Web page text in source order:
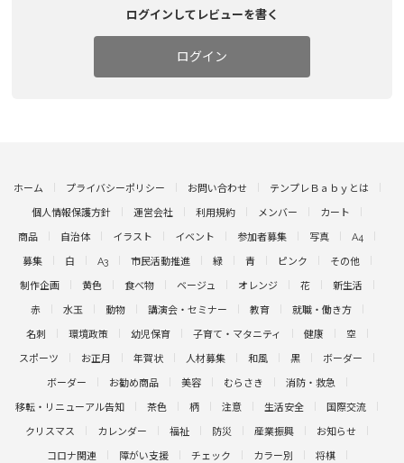
ログインしてレビューを書く
ログイン
ホーム プライバシーポリシー お問い合わせ テンプレＢａｂｙとは
個人情報保護方針 運営会社 利用規約 メンバー カート
商品 自治体 イラスト イベント 参加者募集 写真 A4
募集 白 A3 市民活動推進 緑 青 ピンク その他
制作企画 黄色 食べ物 ベージュ オレンジ 花 新生活
赤 水玉 動物 講演会・セミナー 教育 就職・働き方
名刺 環境政策 幼児保育 子育て・マタニティ 健康 空
スポーツ お正月 年賀状 人材募集 和風 黒 ボーダー
ボーダー お勧め商品 美容 むらさき 消防・救急
移転・リニューアル告知 茶色 柄 注意 生活安全 国際交流
クリスマス カレンダー 福祉 防災 産業振興 お知らせ
コロナ関連 障がい支援 チェック カラー別 将棋